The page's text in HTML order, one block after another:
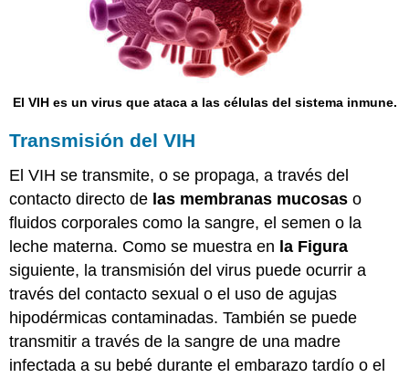
El VIH es un virus que ataca a las células del sistema inmune.
Transmisión del VIH
El VIH se transmite, o se propaga, a través del
contacto directo de las membranas mucosas o
fluidos corporales como la sangre, el semen o la
leche materna. Como se muestra en la Figura
siguiente, la transmisión del virus puede ocurrir a
través del contacto sexual o el uso de agujas
hipodérmicas contaminadas. También se puede
transmitir a través de la sangre de una madre
infectada a su bebé durante el embarazo tardío o el